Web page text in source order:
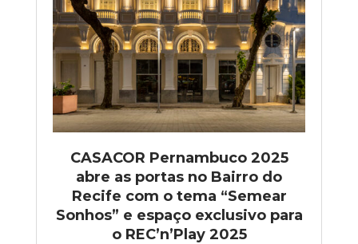
CASACOR Pernambuco 2025
abre as portas no Bairro do
Recife com o tema “Semear
Sonhos” e espaço exclusivo para
o REC’n’Play 2025